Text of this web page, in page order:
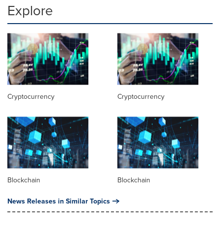
Explore
Cryptocurrency Cryptocurrency
Blockchain Blockchain
News Releases in Similar Topics